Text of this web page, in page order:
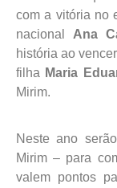
com a vitória no
nacional Ana
história ao
filha Maria
Mirim.
Neste ano
Mirim – para
valem pontos